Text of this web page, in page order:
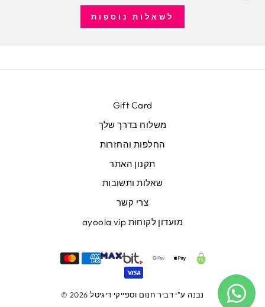
לשאלות נוספות
Gift Card
משלוח בדרך שלך
החלפות והחזרות
תקנון האתר
שאלות ותשובות
צרי קשר
מועדון לקוחות ayoola vip
© 2026 נבנה ע"י דביר חנום וספייקי דיגיטל